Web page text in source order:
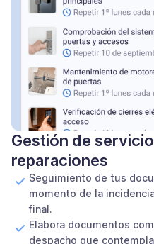
Gestión de
reparaciones
Seguimiento de tus
momento de la
final.
Elabora documentos
despacho que